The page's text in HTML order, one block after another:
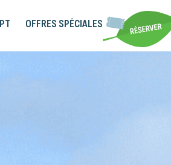
OFFRES SPÉCIALES